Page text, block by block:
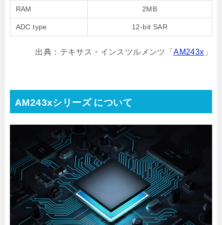
RAM 2MB
ADC type 12-bit SAR
出典：テキサス・インスツルメンツ「AM243x 」
AM243xシリーズ について